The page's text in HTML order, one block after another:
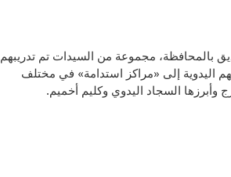
بالمحافظة، مجموعة من السيدات تم تدريبهم
اليدوية إلى «مراكز استدامة» في مختلف
السجاد اليدوي وكليم أخميم.